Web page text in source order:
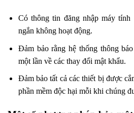
Có thông tin đăng nhập máy tính
ngắn không hoạt động.
Đảm bảo rằng hệ thống thông
một lần về các thay đổi mật khẩu.
Đảm bảo tất cả các thiết bị được
phần mềm độc hại mỗi khi chúng